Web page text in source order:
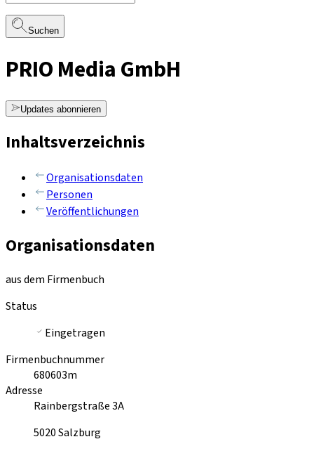
Suchen
PRIO Media GmbH
Updates abonnieren
Inhaltsverzeichnis
Organisationsdaten
Personen
Veröffentlichungen
Organisationsdaten
aus dem Firmenbuch
Status
Eingetragen
Firmenbuchnummer
680603m
Adresse
Rainbergstraße 3A
5020Salzburg